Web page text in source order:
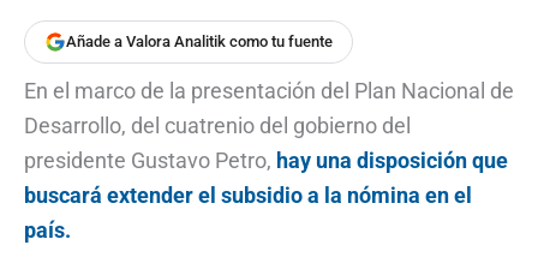
Añade a Valora Analitik como tu fuente
En el marco de la presentación del Plan Nacional de
Desarrollo, del cuatrenio del gobierno del
presidente Gustavo Petro, hay una disposición que
buscará extender el subsidio a la nómina en el
país.